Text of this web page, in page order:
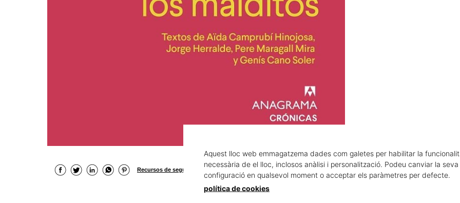
Recursos de seguretat del producte
Aquest lloc web emmagatzema dades com galetes per habilitar la
necessària de el lloc, inclosos anàlisi i personalització. Podeu canviar la seva
configuració en qualsevol moment o acceptar els paràmetres per defecte.
política de cookies